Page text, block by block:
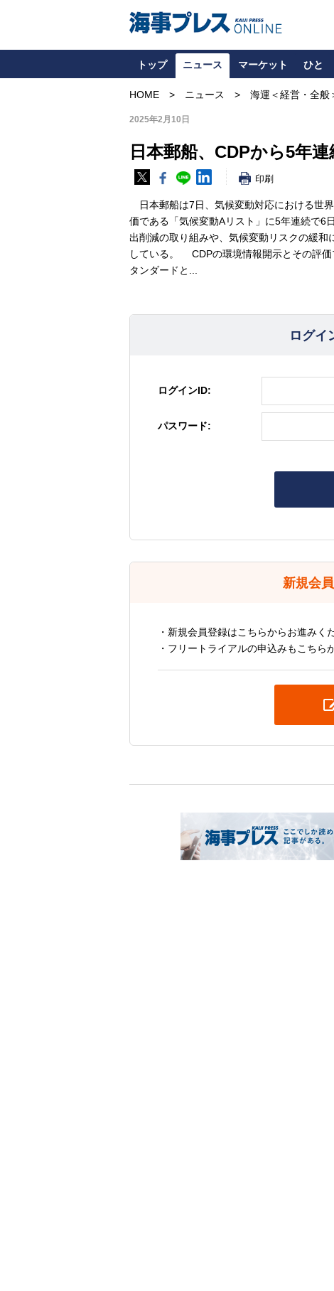
トップ ニュース マーケット ひと
HOME ニュース 海運＜経営・全般
2025年2月10日
日本郵船、CDPから5年
印刷
日本郵船は7日、気候変動対応における世
価である「気候変動Aリスト」に5年連続で
出削減の取り組みや、気候変動リスクの緩和
している。 CDPの環境情報開示とその評価
タンダードと...
ログイ
ログインID:
パスワード:
新規会
・新規会員登録はこちらからお進みく
・フリートライアルの申込みもこちら